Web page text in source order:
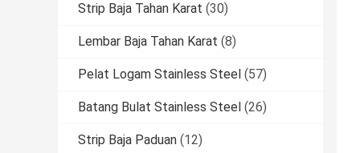
Strip Baja Tahan Karat (30)
Lembar Baja Tahan Karat (8)
Pelat Logam Stainless Steel (57)
Batang Bulat Stainless Steel (26)
Strip Baja Paduan (12)